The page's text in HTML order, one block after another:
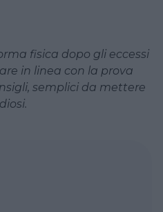
fisica dopo gli eccessi
in linea con la prova
semplici da mettere